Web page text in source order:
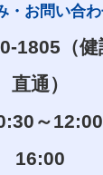
・お問い合
1805（
直通）
～
16:00